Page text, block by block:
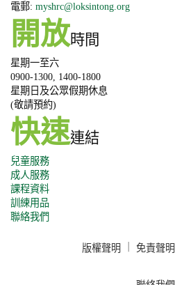
電郵: myshrc@loksintong.org
開放時間
星期一至六
0900-1300, 1400-1800
星期日及公眾假期休息
(敬請預約)
快速連結
兒童服務
成人服務
課程資料
訓練用品
聯絡我們
版權聲明 免責聲明